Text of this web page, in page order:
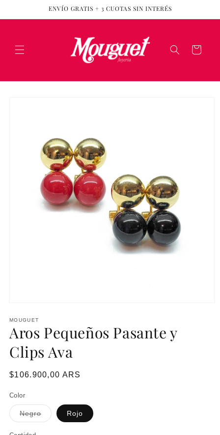
directamente
al contenido
ENVÍO GRATIS + 3 CUOTAS SIN INTERÉS
Carrito
MOUGUET
Aros Pequeños Pasante y
Clips Ava
Precio
$106.900,00 ARS
Color
NegroVariante
agotada
Rojo